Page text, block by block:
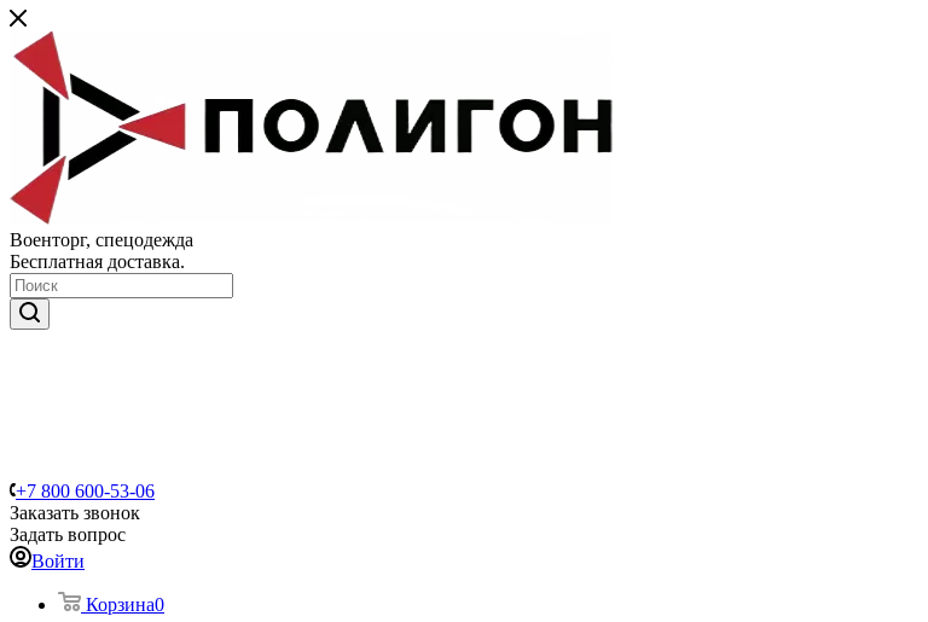
Военторг, спецодежда
Бесплатная доставка.
+7 800 600-53-06
Заказать звонок
Задать вопрос
Войти
Корзина0